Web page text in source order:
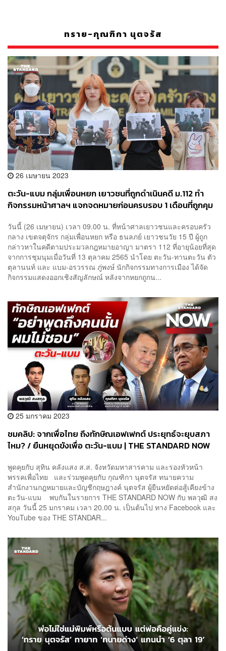
ทราย-กุณฑิกา นุตจรัส
26 เมษายน 2023
ตะวัน-แบม กลุ่มเพื่อนหยก เยาวชนที่ถูกดำเนินคดี ม.112 ทำ
กิจกรรมหน้าศาลฯ แจกจดหมายก่อนครบรอบ 1 เดือนที่ถูกคุม
วันนี้ (26 เมษายน) เวลา 09.00 น. ที่หน้าศาลเยาวชนและครอบครัว
กลาง เขตจตุจักร กลุ่มเพื่อนหยก หรือ ธนลภย์ เยาวชนวัย 15 ปี ผู้ถูก
กล่าวหาในคดีตามประมวลกฎหมายอาญา มาตรา 112 ที่อายุน้อยที่สุด
จากการชุมนุมเมื่อวันที่ 13 ตุลาคม 2565 นำโดย ตะวัน-ทานตะวัน ตัว
ตุลานนท์ และ แบม-อรวรรณ ภู่พงษ์ นักกิจกรรมทางการเมือง ได้จัด
กิจกรรมแสดงออกเชิงสัญลักษณ์ หลังจากหยกถูกน...
25 มกราคม 2023
ชมคลิป: จากเพื่อไทย ถึงทักษิณเอฟเฟกต์ ประยุทธ์จะยุบสภา
ไหม? / ยืนหยุดขังเพื่อ ตะวัน-แบม | THE STANDARD NOW
พูดคุยกับ สุทิน คลังแสง ส.ส. จังหวัดมหาสารคาม และรองหัวหน้า
พรรคเพื่อไทย และร่วมพูดคุยกับ กุณฑิกา นุตจรัส ทนายความ
สำนักงานกฎหมายและบัญชีกฤษฎางค์ นุตจรัส ผู้ยืนหยัดต่อสู้เคียงข้าง
ตะวัน-แบม พบกันในรายการ THE STANDARD NOW กับ พลวุฒิ สง
สกุล วันนี้ 25 มกราคม เวลา 20.00 น. เป็นต้นไป ทาง Facebook และ
YouTube ของ THE STANDAR...